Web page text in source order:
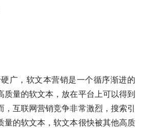
质量的软文本，放在平台上可以得到
，互联网营销竞争非常激烈，搜索引
量的软文本，软文本很快被其他高质